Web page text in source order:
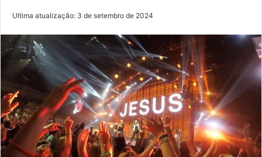
Ultima atualização: 3 de setembro de 2024